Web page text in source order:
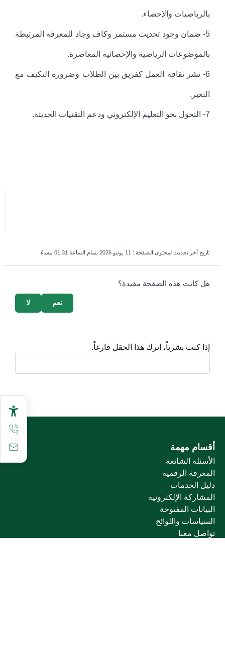
بالرياضيات والإحصاء.
5- ضمان وجود تحديث مستمر وكاف وجاد للمعرفة المرتبطة
بالموضوعات الرياضية والإحصائية المعاصرة.
6- نشر ثقافة العمل كفريق بين الطلاب وضرورة التكيف مع
التغير.
7- التحول نحو التعليم الإلكتروني ودعم التقنيات الحديثة.
تاريخ آخر تحديث لمحتوى الصفحة : 11 يونيو 2026 بتمام الساعة 01:31 مساءً
survey_v2
هل كانت هذه الصفحة مفيدة؟
لا نعم
إذا كنت بشرياً، اترك هذا الحقل فارغاً.
أقسام مهمة
الأسئلة الشائعة
المعرفة الرقمية
دليل الخدمات
المشاركة الإلكترونية
البيانات المفتوحة
السياسات واللوائح
تواصل معنا